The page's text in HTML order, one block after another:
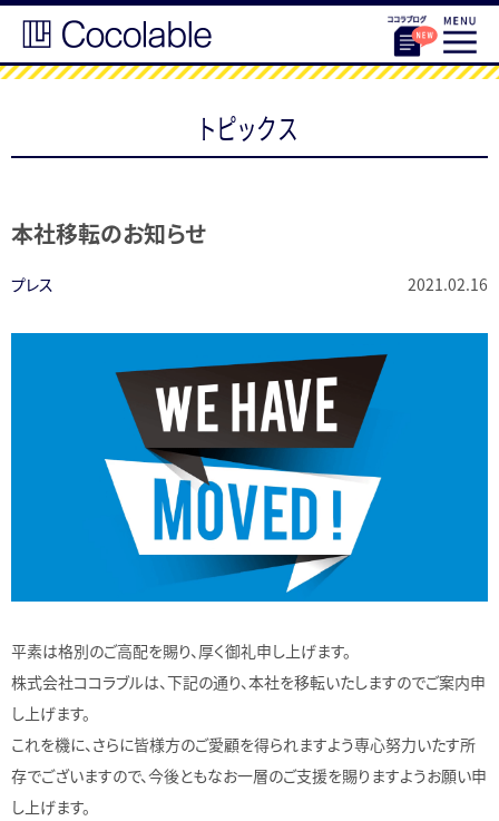
トピックス
本社移転のお知らせ
プレス 2021.02.16
平素は格別のご高配を賜り、厚く御礼申し上げます。
株式会社ココラブルは、下記の通り、本社を移転いたしますのでご案内申
し上げます。
これを機に、さらに皆様方のご愛顧を得られますよう専心努力いたす所
存でございますので、今後ともなお一層のご支援を賜りますようお願い申
し上げます。